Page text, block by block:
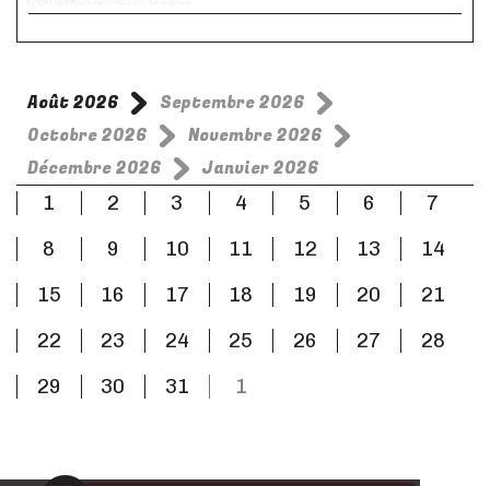
Août 2026
Septembre 2026
Octobre 2026
Novembre 2026
Décembre 2026
Janvier 2026
1
2 3 4 5 6
7
8
9 10 11 12 13
14
15
16 17 18 19 20
21
22
23 24 25 26 27
28
29
30 31 1